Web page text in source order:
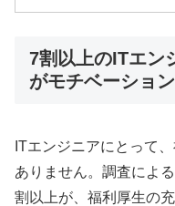
7割以上のITエン
がモチベーショ
ITエンジニアにとって
ありません。調査によ
割以上が、福利厚生の